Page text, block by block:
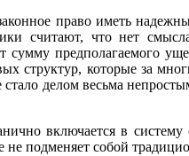
право иметь
считают, что нет
сумму предполагаемого
структур, которые за
делом весьма
включается в систему
подменяет собой